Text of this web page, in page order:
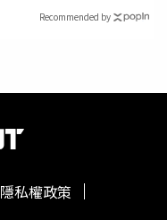
Recommended by
隱私權政策